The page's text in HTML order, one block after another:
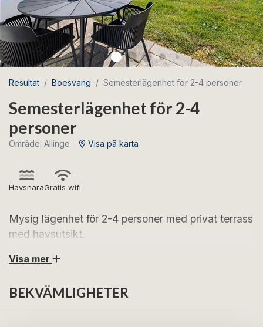
Resultat Boesvang Semesterlägenhet för 2-4 personer
Semesterlägenhet för 2-4
personer
Område: Allinge Visa på karta
HavsnäraGratis wifi
Mysig lägenhet för 2-4 personer med privat terrass
med havsutsikt.
Se fram emot härliga semesterdagar i denna mysiga
Visa mer
BEKVÄMLIGHETER